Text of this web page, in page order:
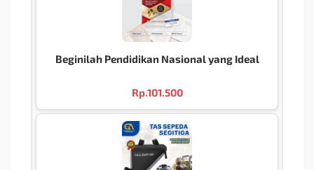
Beginilah Pendidikan Nasional yang Ideal
Rp.101.500